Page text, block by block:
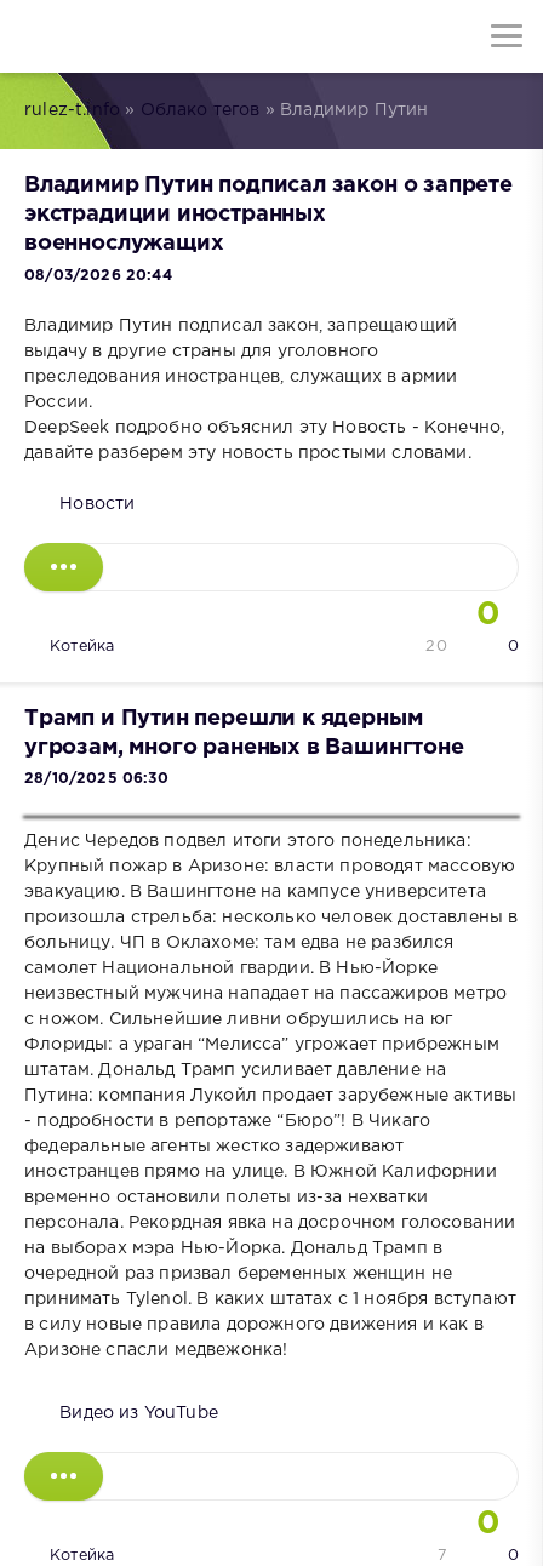
rulez-t.info » Облако тегов » Владимир Путин
Владимир Путин подписал закон о запрете
экстрадиции иностранных
военнослужащих
08/03/2026 20:44
Владимир Путин подписал закон, запрещающий
выдачу в другие страны для уголовного
преследования иностранцев, служащих в армии
России.
DeepSeek подробно объяснил эту Новость - Конечно,
давайте разберем эту новость простыми словами.
Новости
0
Котейка 0
20
Трамп и Путин перешли к ядерным
угрозам, много раненых в Вашингтоне
28/10/2025 06:30
Денис Чередов подвел итоги этого понедельника:
Крупный пожар в Аризоне: власти проводят массовую
эвакуацию. В Вашингтоне на кампусе университета
произошла стрельба: несколько человек доставлены в
больницу. ЧП в Оклахоме: там едва не разбился
самолет Национальной гвардии. В Нью-Йорке
неизвестный мужчина нападает на пассажиров метро
с ножом. Сильнейшие ливни обрушились на юг
Флориды: а ураган “Мелисса” угрожает прибрежным
штатам. Дональд Трамп усиливает давление на
Путина: компания Лукойл продает зарубежные активы
- подробности в репортаже “Бюро”! В Чикаго
федеральные агенты жестко задерживают
иностранцев прямо на улице. В Южной Калифорнии
временно остановили полеты из-за нехватки
персонала. Рекордная явка на досрочном голосовании
на выборах мэра Нью-Йорка. Дональд Трамп в
очередной раз призвал беременных женщин не
принимать Tylenol. В каких штатах с 1 ноября вступают
в силу новые правила дорожного движения и как в
Аризоне спасли медвежонка!
Видео из YouTube
0
Котейка 0
7